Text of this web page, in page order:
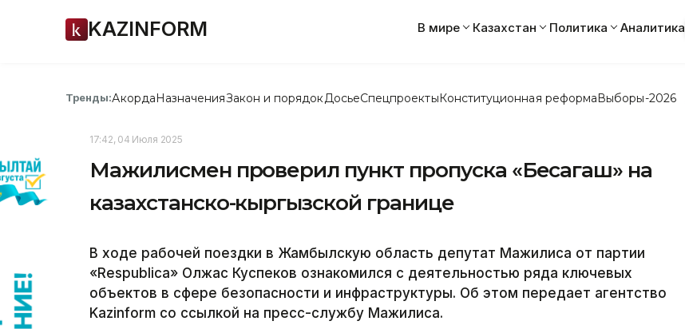
KAZINFORM В мире Казахстан Политика Аналитика
Тренды:АкордаНазначенияЗакон и порядок ДосьеСпецпроектыКонституционная реформаВыборы-2026
17:42, 04 Июля 2025
Мажилисмен проверил пункт пропуска «Бесагаш» на
казахстанско-кыргызской границе
В ходе рабочей поездки в Жамбылскую область депутат Мажилиса от партии
«Respublica» Олжас Куспеков ознакомился с деятельностью ряда ключевых
объектов в сфере безопасности и инфраструктуры. Об этом передает агентство
Kazinform со ссылкой на пресс-службу Мажилиса.